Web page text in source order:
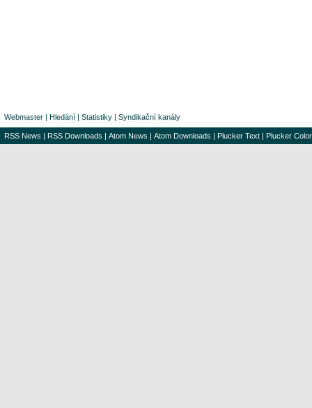
Webmaster | Hledání | Statistiky | Syndikační kanály
RSS News | RSS Downloads | Atom News | Atom Downloads | Plucker Text | Plucker Color